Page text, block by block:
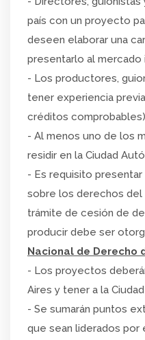
país con un proyecto
deseen elaborar una
presentarlo al mercado
- Los productores,
tener experiencia
créditos comprobables)
- Al menos uno de los
residir en la Ciudad
- Es requisito
sobre los derechos
trámite de cesión de
producir debe ser
Nacional de Derecho
- Los proyectos
Aires y tener a la
- Se sumarán puntos
que sean liderados por